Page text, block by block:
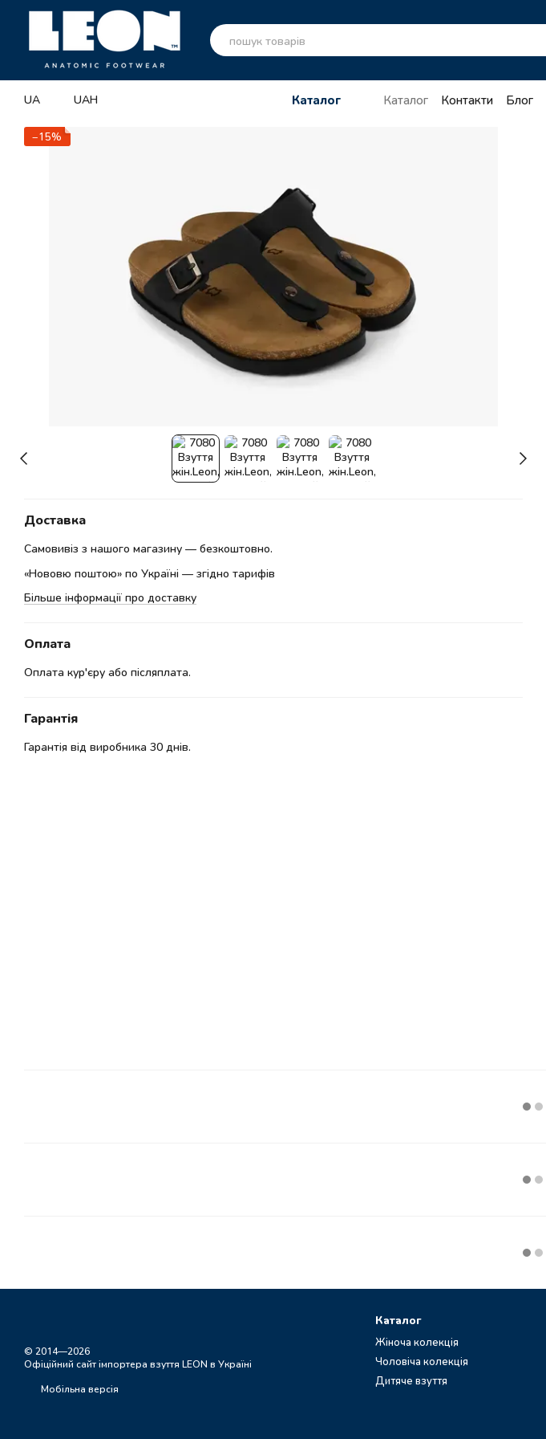
Перейти до основного контенту
UA UAH Каталог Каталог Контакти Блог
−15%
Доставка
Самовивіз з нашого магазину — безкоштовно.
«Нововю поштою» по Україні — згідно тарифів
Більше інформації про доставку
Оплата
Оплата кур'єру або післяплата.
Гарантія
Гарантія від виробника 30 днів.
© 2014—2026
Офіційний сайт імпортера взуття LEON в Україні
Мобільна версія
Каталог
Жіноча колекція
Чоловіча колекція
Дитяче взуття